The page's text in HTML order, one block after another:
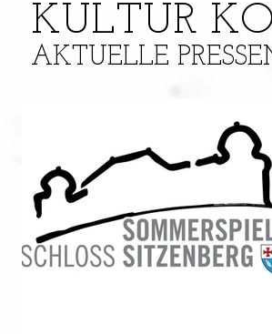
KULTUR
AKTUELLE